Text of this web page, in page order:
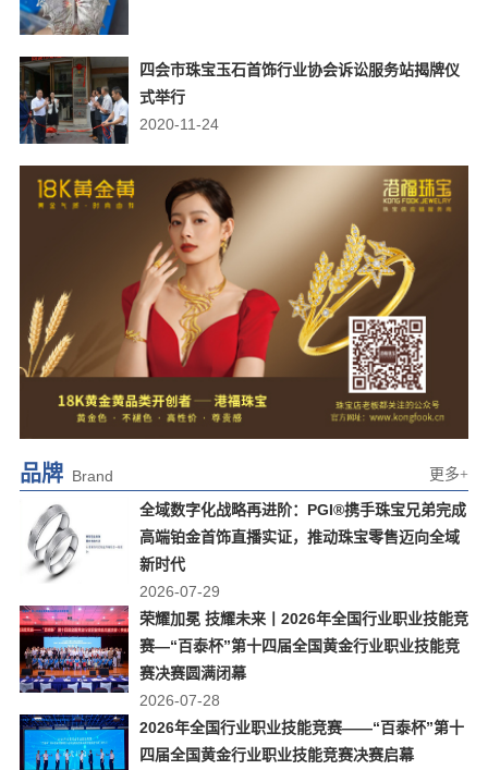
四会市珠宝玉石首饰行业协会诉讼服务站揭牌仪
式举行
2020-11-24
品牌Brand 更多+
全域数字化战略再进阶：PGI®携手珠宝兄弟完成
高端铂金首饰直播实证，推动珠宝零售迈向全域
新时代
2026-07-29
荣耀加冕 技耀未来丨2026年全国行业职业技能竞
赛—“百泰杯”第十四届全国黄金行业职业技能竞
赛决赛圆满闭幕
2026-07-28
2026年全国行业职业技能竞赛——“百泰杯”第十
四届全国黄金行业职业技能竞赛决赛启幕